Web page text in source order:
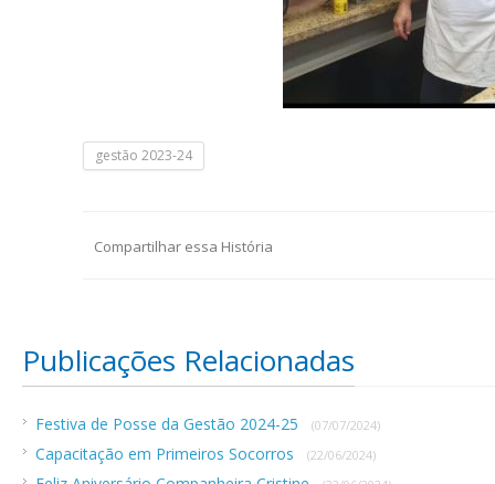
gestão 2023-24
Compartilhar essa História
Publicações Relacionadas
Festiva de Posse da Gestão 2024-25 (07/07/2024)
Capacitação em Primeiros Socorros (22/06/2024)